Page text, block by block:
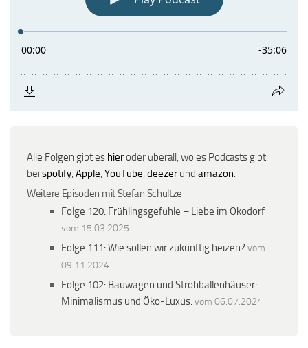
Alle Folgen gibt es hieroder überall, wo es Podcasts gibt:
bei spotify, Apple, YouTube, deezer und amazon.
Weitere Episoden mit Stefan Schultze
Folge 120: Frühlingsgefühle – Liebe im Ökodorf
vom 15.03.2025
Folge 111: Wie sollen wir zukünftig heizen? vom
09.11.2024
Folge 102: Bauwagen und Strohballenhäuser:
Minimalismus und Öko-Luxus.vom 06.07.2024